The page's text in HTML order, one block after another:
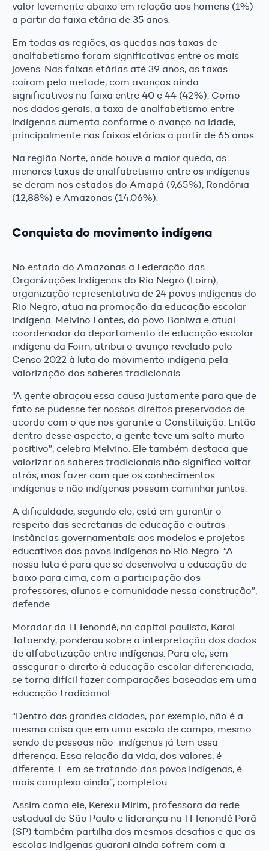
valor levemente abaixo em relação aos homens (1%)
a partir da faixa etária de 35 anos.
Em todas as regiões, as quedas nas taxas de
analfabetismo foram significativas entre os mais
jovens. Nas faixas etárias até 39 anos, as taxas
caíram pela metade, com avanços ainda
significativos na faixa entre 40 e 44 (42%). Como
nos dados gerais, a taxa de analfabetismo entre
indígenas aumenta conforme o avanço na idade,
principalmente nas faixas etárias a partir de 65 anos.
Na região Norte, onde houve a maior queda, as
menores taxas de analfabetismo entre os indígenas
se deram nos estados do Amapá (9,65%), Rondônia
(12,88%) e Amazonas (14,06%).
Conquista do movimento indígena
No estado do Amazonas a Federação das
Organizações Indígenas do Rio Negro (Foirn),
organização representativa de 24 povos indígenas do
Rio Negro, atua na promoção da educação escolar
indígena. Melvino Fontes, do povo Baniwa e atual
coordenador do departamento de educação escolar
indígena da Foirn, atribui o avanço revelado pelo
Censo 2022 à luta do movimento indígena pela
valorização dos saberes tradicionais.
“A gente abraçou essa causa justamente para que de
fato se pudesse ter nossos direitos preservados de
acordo com o que nos garante a Constituição. Então
dentro desse aspecto, a gente teve um salto muito
positivo”, celebra Melvino. Ele também destaca que
valorizar os saberes tradicionais não significa voltar
atrás, mas fazer com que os conhecimentos
indígenas e não indígenas possam caminhar juntos.
A dificuldade, segundo ele, está em garantir o
respeito das secretarias de educação e outras
instâncias governamentais aos modelos e projetos
educativos dos povos indígenas no Rio Negro. “A
nossa luta é para que se desenvolva a educação de
baixo para cima, com a participação dos
professores, alunos e comunidade nessa construção”,
defende.
Morador da TI Tenondé, na capital paulista, Karai
Tataendy, ponderou sobre a interpretação dos dados
de alfabetização entre indígenas. Para ele, sem
assegurar o direito à educação escolar diferenciada,
se torna difícil fazer comparações baseadas em uma
educação tradicional.
“Dentro das grandes cidades, por exemplo, não é a
mesma coisa que em uma escola de campo, mesmo
sendo de pessoas não-indígenas já tem essa
diferença. Essa relação da vida, dos valores, é
diferente. E em se tratando dos povos indígenas, é
mais complexo ainda”, completou.
Assim como ele, Kerexu Mirim, professora da rede
estadual de São Paulo e liderança na TI Tenondé Porã
(SP) também partilha dos mesmos desafios e que as
escolas indígenas guarani ainda sofrem com a